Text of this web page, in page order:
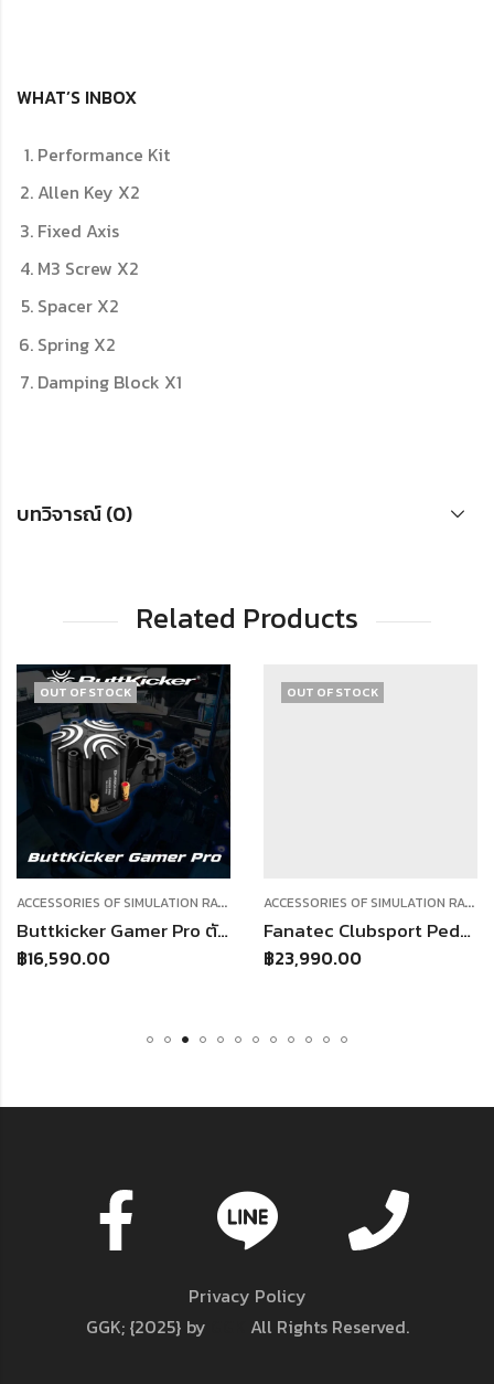
WHAT’S INBOX
Performance Kit
Allen Key X2
Fixed Axis
M3 Screw X2
Spacer X2
Spring X2
Damping Block X1
บทวิจารณ์ (0)
Related Products
PEDALS
OUT OF STOCK
A
CCESSORIES OF SIMULATION RACING
Buttkicker Gamer Pro ตัวสั่นเบาะเกม
฿16,590.00
OUT OF STOCK
A
CCESSORIES OF SIMULATION RACING
Fanatec Clubsport Pedals V3
฿23,990.00
Privacy Policy
GGK; {2025} by
All Rights Reserved.